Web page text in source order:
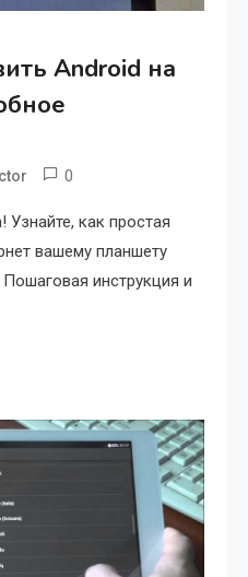
Android на
0
как простая
вашему планшету
инструкция и